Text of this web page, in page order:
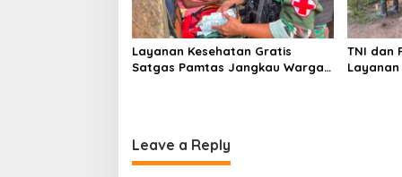
Layanan Kesehatan Gratis
Satgas Pamtas Jangkau Warga
TNI dan
Layanan
Leave a Reply